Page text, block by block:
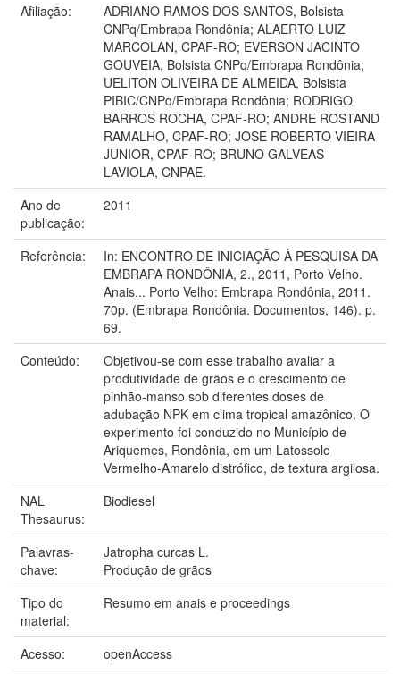
Afiliação:
ADRIANO RAMOS DOS SANTOS, Bolsista
CNPq/Embrapa Rondônia; ALAERTO LUIZ
MARCOLAN, CPAF-RO; EVERSON JACINTO
GOUVEIA, Bolsista CNPq/Embrapa Rondônia;
UELITON OLIVEIRA DE ALMEIDA, Bolsista
PIBIC/CNPq/Embrapa Rondônia; RODRIGO
BARROS ROCHA, CPAF-RO; ANDRE ROSTAND
RAMALHO, CPAF-RO; JOSE ROBERTO VIEIRA
JUNIOR, CPAF-RO; BRUNO GALVEAS
LAVIOLA, CNPAE.
Ano de
publicação:
2011
Referência:
In: ENCONTRO DE INICIAÇÃO À PESQUISA DA
EMBRAPA RONDÔNIA, 2., 2011, Porto Velho.
Anais... Porto Velho: Embrapa Rondônia, 2011.
70p. (Embrapa Rondônia. Documentos, 146). p.
69.
Conteúdo:
Objetivou-se com esse trabalho avaliar a
produtividade de grãos e o crescimento de
pinhão-manso sob diferentes doses de
adubação NPK em clima tropical amazônico. O
experimento foi conduzido no Município de
Ariquemes, Rondônia, em um Latossolo
Vermelho-Amarelo distrófico, de textura argilosa.
NAL
Thesaurus:
Biodiesel
Palavras-
chave:
Jatropha curcas L.
Produção de grãos
Tipo do
material:
Resumo em anais e proceedings
Acesso:
openAccess